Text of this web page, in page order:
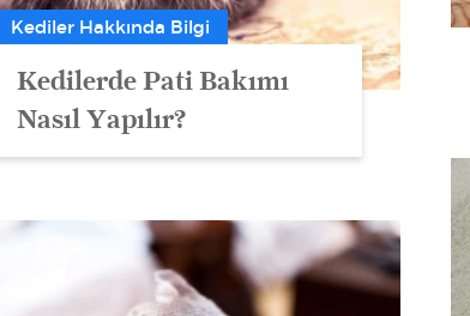
Kediler Hakkında Bilgi
Kedilerde Pati Bakımı
Nasıl Yapılır?